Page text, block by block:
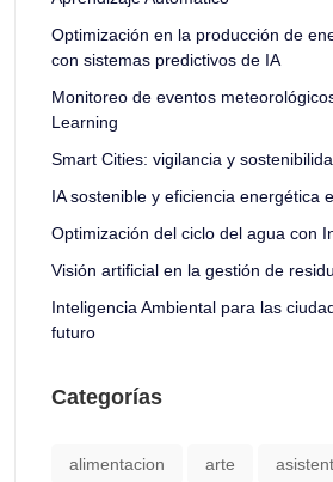
Optimización en la producción de
con sistemas predictivos de IA
Monitoreo de eventos
Learning
Smart Cities: vigilancia y
IA sostenible y eficiencia energética
Optimización del ciclo del agua con
Visión artificial en la gestión de
Inteligencia Ambiental para las
futuro
Categorías
alimentacion arte